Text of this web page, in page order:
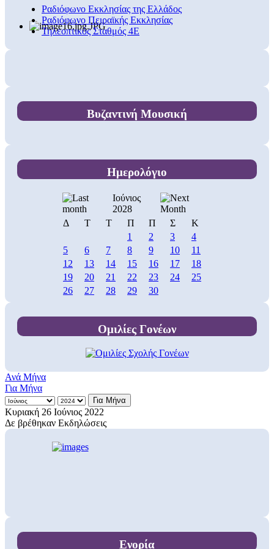
Ραδιόφωνο Εκκλησίας της Ελλάδος
Ραδιόφωνο Πειραϊκής Εκκλησίας
Τηλεοπτικός Σταθμός 4Ε
Βυζαντινή Μουσική
Ημερολόγιο
Ιούνιος
2028
Δ
Τ Τ Π Π Σ
Κ
1
2 3
4
5
6 7 8 9 10
11
12
13 14 15 16 17
18
19
20 21 22 23 24
25
26
27 28 29 30
Ομιλίες Γονέων
Ανά Μήνα
Για Μήνα
Για Μήνα
Κυριακή 26 Ιούνιος 2022
Δε βρέθηκαν Εκδηλώσεις
Ενορία